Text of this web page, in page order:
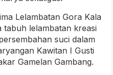
Lelambatan Gora Kala
lelambatan kreasi
suci dalam
Kawitan I Gusti
Gamelan Gambang.